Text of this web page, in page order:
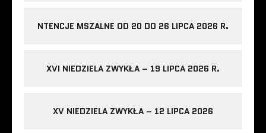
NTENCJE MSZALNE OD 20 DO 26 LIPCA 2026 R.
XVI NIEDZIELA ZWYKŁA – 19 LIPCA 2026 R.
XV NIEDZIELA ZWYKŁA – 12 LIPCA 2026